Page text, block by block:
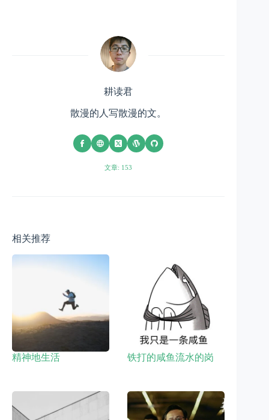
耕读君
散漫的人写散漫的文。
文章: 153
相关推荐
精神地生活 铁打的咸鱼流水的岗